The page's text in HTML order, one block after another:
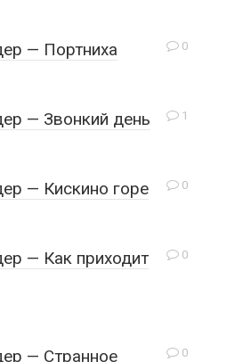
0
— Портниха
1
— Звонкий день
0
— Кискино горе
0
— Как приходит
0
— Странное